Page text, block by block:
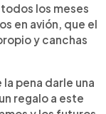
los meses
en avión, que el
y canchas
pena darle una
regalo a este